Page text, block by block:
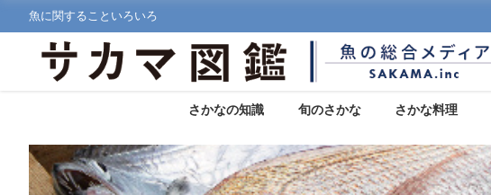
魚に関することいろいろ
さかなの知識 旬のさかな さかな料理